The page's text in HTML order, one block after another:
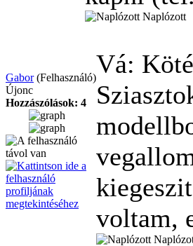
Naplózott
Gabor (Felhasználó)
Újonc
Hozzászólások: 4
Vá:
voltam,